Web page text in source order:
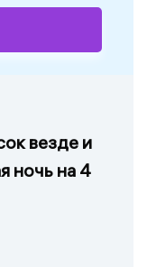
везде и
ночь на 4